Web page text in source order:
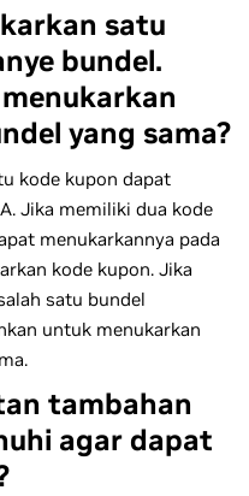
satu
bundel.
yang sama?
kode kupon dapat
Jika memiliki dua kode
menukarkannya pada
kode kupon. Jika
satu bundel
untuk menukarkan
tambahan
agar dapat